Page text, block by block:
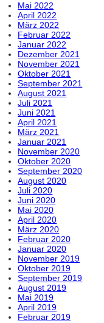
Mai 2022
April 2022
März 2022
Februar 2022
Januar 2022
Dezember 2021
November 2021
Oktober 2021
September 2021
August 2021
Juli 2021
Juni 2021
April 2021
März 2021
Januar 2021
November 2020
Oktober 2020
September 2020
August 2020
Juli 2020
Juni 2020
Mai 2020
April 2020
März 2020
Februar 2020
Januar 2020
November 2019
Oktober 2019
September 2019
August 2019
Mai 2019
April 2019
Februar 2019